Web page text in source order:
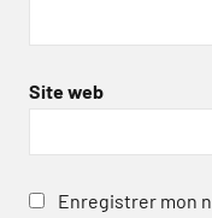
Site web
Enregistrer mon